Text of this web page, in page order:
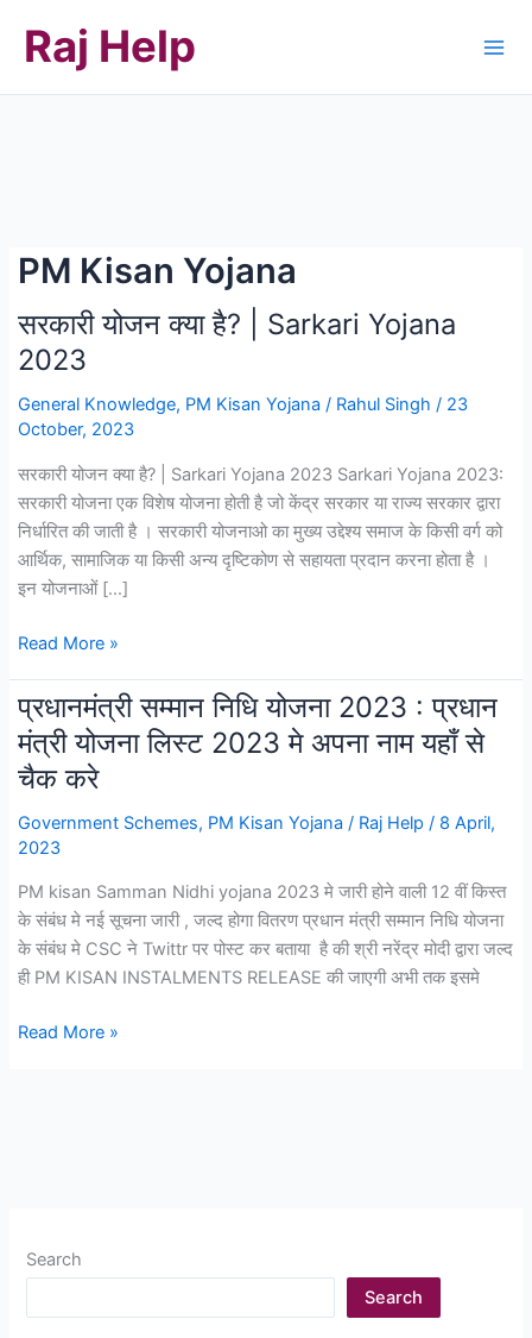
content
Raj Help
PM Kisan Yojana
सरकारी योजन क्या है? | Sarkari Yojana
2023
General Knowledge, PM Kisan Yojana / Rahul Singh/ 23
October, 2023
सरकारी योजन क्या है? | Sarkari Yojana 2023 Sarkari Yojana 2023:
सरकारी योजना एक विशेष योजना होती है जो केंद्र सरकार या राज्य सरकार द्वारा
निर्धारित की जाती है । सरकारी योजनाओ का मुख्य उद्देश्य समाज के किसी वर्ग को
आर्थिक, सामाजिक या किसी अन्य दृष्टिकोण से सहायता प्रदान करना होता है ।
इन योजनाओं […]
सरकारी
क्या
है?
|
Sarkari
Yojana
2023
Read More »
प्रधानमंत्री सम्मान निधि योजना 2023 : प्रधान
मंत्री योजना लिस्ट 2023 मे अपना नाम यहाँ से
चैक करे
Government Schemes, PM Kisan Yojana / Raj Help / 8 April,
2023
PM kisan Samman Nidhi yojana 2023 मे जारी होने वाली 12 वीं किस्त
के संबंध मे नई सूचना जारी , जल्द होगा वितरण प्रधान मंत्री सम्मान निधि योजना
के संबंध मे CSC ने Twittr पर पोस्ट कर बताया है की श्री नरेंद्र मोदी द्वारा जल्द
ही PM KISAN INSTALMENTS RELEASE की जाएगी अभी तक इसमे
प्रधानमंत्री
योजना
2023
Read More »
Search
Search